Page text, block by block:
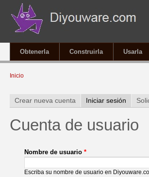
Obtenerla Construirla Usarla
Se encuentra usted aquí
Inicio
Solapas principales
Crear nueva cuenta Iniciar sesión
Cuenta de usuario
Nombre de usuario *
Escriba su nombre de usuario en